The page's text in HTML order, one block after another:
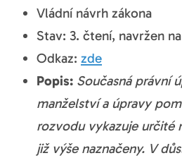
Vládní návrh zákona
Stav: 3. čtení, navržen
Odkaz: zde
Popis: Současná právní
manželství a úpravy
rozvodu vykazuje určité
již výše naznačeny. V